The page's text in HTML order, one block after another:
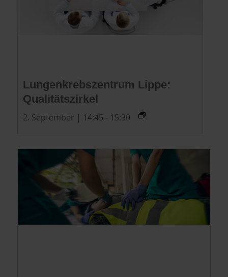
Lungenkrebszentrum Lippe:
Qualitätszirkel
2. September | 14:45 - 15:30